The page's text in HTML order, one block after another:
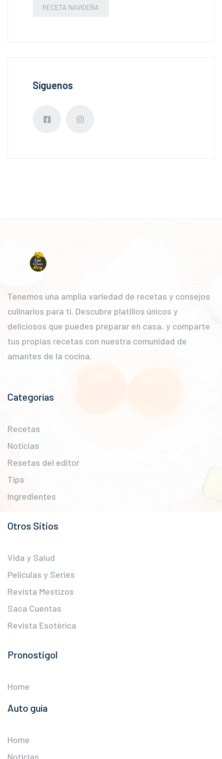
RECETA NAVIDEÑA
Síguenos
Tenemos una amplia variedad de recetas y consejos
culinarios para ti. Descubre platillos únicos y
deliciosos que puedes preparar en casa, y comparte
tus propias recetas con nuestra comunidad de
amantes de la cocina.
Categorías
Recetas
Noticias
Resetas del editor
Tips
Ingredientes
Otros Sitios
Vida y Salud
Películas y Series
Revista Mestizos
Saca Cuentas
Revista Esotérica
Pronostigol
Home
Auto guía
Home
Noticias